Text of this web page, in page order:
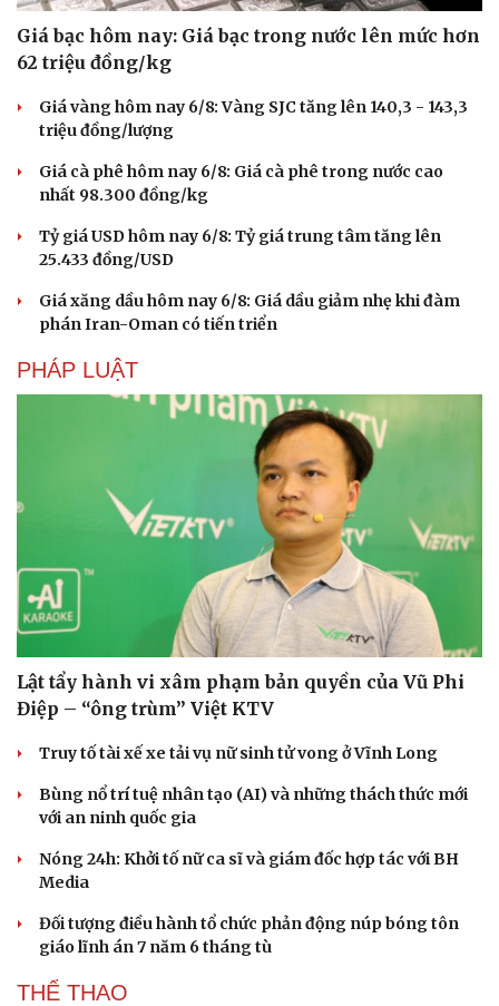
Giá bạc hôm nay: Giá bạc trong nước lên mức hơn
62 triệu đồng/kg
Giá vàng hôm nay 6/8: Vàng SJC tăng lên 140,3 - 143,3
triệu đồng/lượng
Giá cà phê hôm nay 6/8: Giá cà phê trong nước cao
nhất 98.300 đồng/kg
Tỷ giá USD hôm nay 6/8: Tỷ giá trung tâm tăng lên
25.433 đồng/USD
Giá xăng dầu hôm nay 6/8: Giá dầu giảm nhẹ khi đàm
phán Iran-Oman có tiến triển
PHÁP LUẬT
Lật tẩy hành vi xâm phạm bản quyền của Vũ Phi
Điệp – “ông trùm” Việt KTV
Truy tố tài xế xe tải vụ nữ sinh tử vong ở Vĩnh Long
Bùng nổ trí tuệ nhân tạo (AI) và những thách thức mới
với an ninh quốc gia
Nóng 24h: Khởi tố nữ ca sĩ và giám đốc hợp tác với BH
Media
Đối tượng điều hành tổ chức phản động núp bóng tôn
giáo lĩnh án 7 năm 6 tháng tù
THỂ THAO